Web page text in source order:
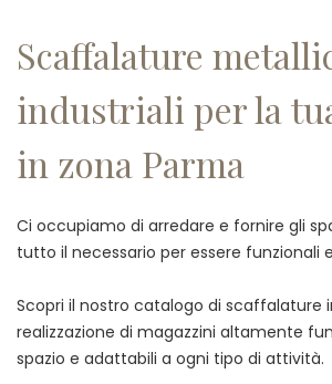
Scaffalature
industriali per la
in zona Parma
Ci occupiamo di arredare e fornire gli
tutto il necessario per essere funzionali
Scopri il nostro catalogo di scaffalature
realizzazione di magazzini altamente
spazio e adattabili a ogni tipo di attività.